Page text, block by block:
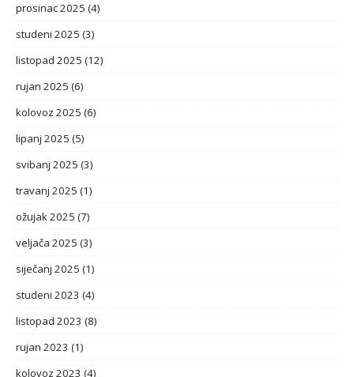
prosinac 2025 (4)
studeni 2025 (3)
listopad 2025 (12)
rujan 2025 (6)
kolovoz 2025 (6)
lipanj 2025 (5)
svibanj 2025 (3)
travanj 2025 (1)
ožujak 2025 (7)
veljača 2025 (3)
siječanj 2025 (1)
studeni 2023 (4)
listopad 2023 (8)
rujan 2023 (1)
kolovoz 2023 (4)